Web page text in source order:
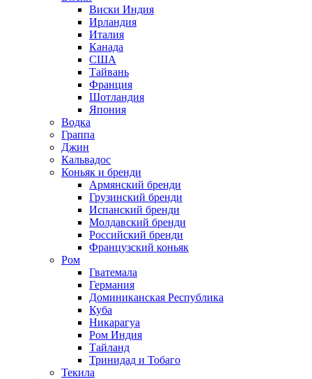
Виски Индия
Ирландия
Италия
Канада
США
Тайвань
Франция
Шотландия
Япония
Водка
Граппа
Джин
Кальвадос
Коньяк и бренди
Армянский бренди
Грузинский бренди
Испанский бренди
Молдавский бренди
Российский бренди
Французский коньяк
Ром
Гватемала
Германия
Доминиканская Республика
Куба
Никарагуа
Ром Индия
Тайланд
Тринидад и Тобаго
Текила